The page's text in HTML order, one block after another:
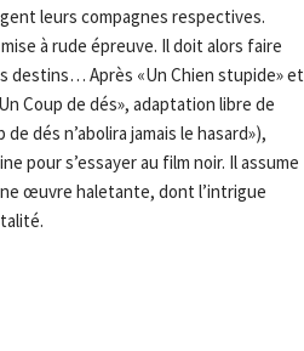
leurs compagnes respectives.
à rude épreuve. Il doit alors faire
destins… Après «Un Chien stupide» et
Coup de dés», adaptation libre de
dés n’abolira jamais le hasard»),
pour s’essayer au film noir. Il assume
œuvre haletante, dont l’intrigue